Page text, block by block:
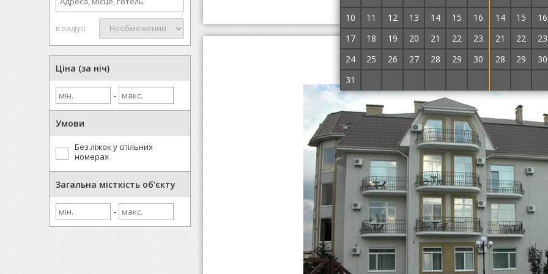
10
11 12 13 14 15
16
17
18 19 20 21 22
23
24
25 26 27 28 29
30
31
14
15 16
21
22 23
28
29 30
в радіусі
Ціна (за ніч)
-
Умови
Без ліжок у спільних
номерах
Загальна місткість об'єкту
-
ВІДПОЧИНОК В